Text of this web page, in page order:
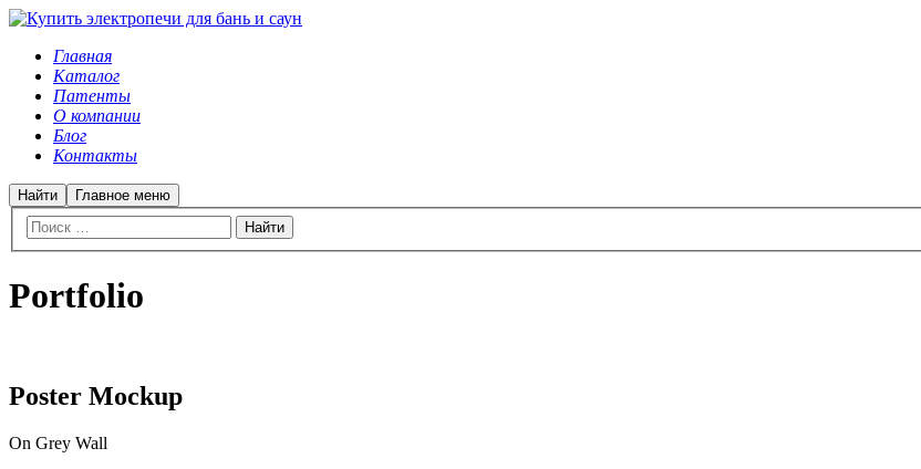
Главная
Каталог
Патенты
О компании
Блог
Контакты
Найти Главное меню
Portfolio
Poster Mockup
On Grey Wall